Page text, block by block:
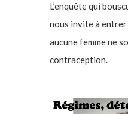
L’enquête qui
nous invite à entrer
aucune femme ne
contraception.